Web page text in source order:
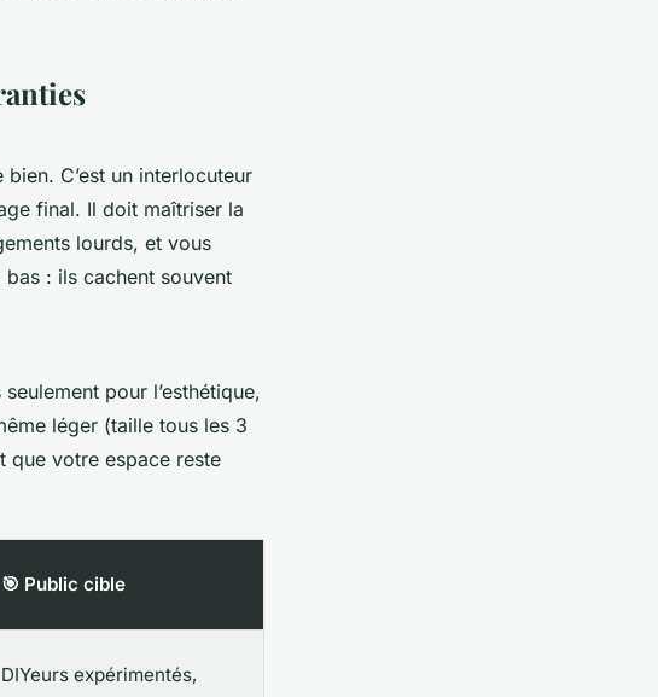
C’est un interlocuteur
final. Il doit maîtriser la
lourds, et vous
: ils cachent souvent
pour l’esthétique,
léger (taille tous les 3
que votre espace reste
🎯 Public cible
DIYeurs expérimentés,